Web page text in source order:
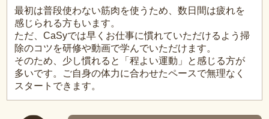
最初は普段使わない筋肉を使うため、数日間は疲れを
感じられる方もいます。
ただ、CaSyでは早くお仕事に慣れていただけるよう掃
除のコツを研修や動画で学んでいただけます。
そのため、少し慣れると「程よい運動」と感じる方が
多いです。ご自身の体力に合わせたペースで無理なく
スタートできます。